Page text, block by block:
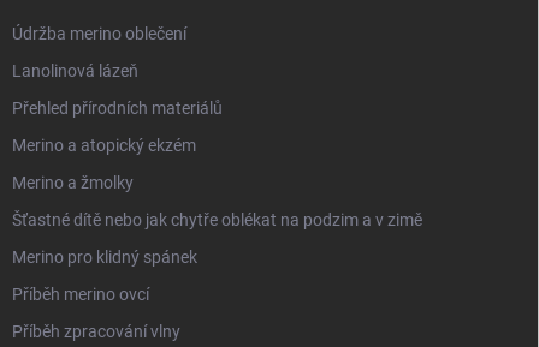
Údržba merino oblečení
Lanolinová lázeň
Přehled přírodních materiálů
Merino a atopický ekzém
Merino a žmolky
Šťastné dítě nebo jak chytře oblékat na podzim a v zimě
Merino pro klidný spánek
Příběh merino ovcí
Příběh zpracování vlny